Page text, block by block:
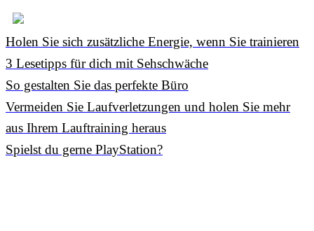
Holen Sie sich zusätzliche Energie, wenn Sie trainieren
3 Lesetipps für dich mit Sehschwäche
So gestalten Sie das perfekte Büro
Vermeiden Sie Laufverletzungen und holen Sie mehr
aus Ihrem Lauftraining heraus
Spielst du gerne PlayStation?